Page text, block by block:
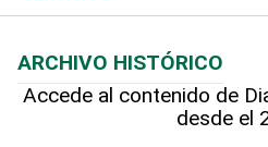
Hablando con el pediatra
Línea de hit
Más firmas
Hecho en casa
Cumpleaños
ARCHIVO HISTÓRICO
Accede al contenido de
desde el